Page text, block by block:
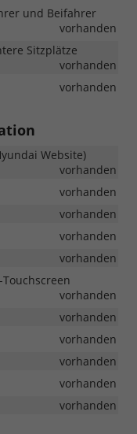
und Beifahrer
vorhanden
Sitzplätze
vorhanden
vorhanden
Website)
vorhanden
vorhanden
vorhanden
vorhanden
vorhanden
vorhanden
vorhanden
vorhanden
vorhanden
vorhanden
vorhanden